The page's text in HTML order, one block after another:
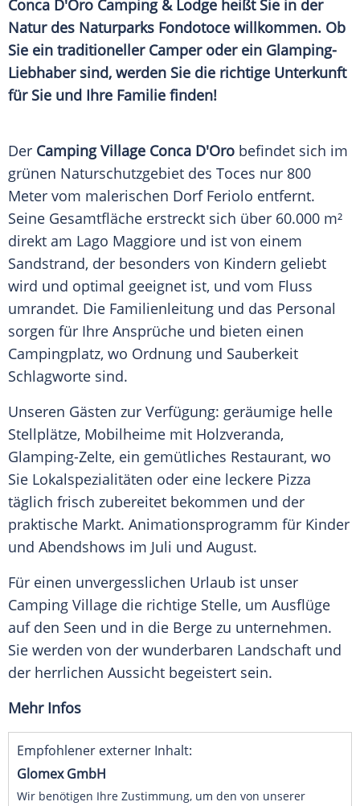
Conca D'Oro Camping & Lodge heißt Sie in der
Natur des Naturparks Fondotoce willkommen. Ob
Sie ein traditioneller Camper oder ein Glamping-
Liebhaber sind, werden Sie die richtige Unterkunft
für Sie und Ihre Familie finden!
Der Camping Village Conca D'Oro befindet sich im
grünen Naturschutzgebiet des Toces nur 800
Meter vom malerischen Dorf Feriolo entfernt.
Seine Gesamtfläche erstreckt sich über 60.000 m²
direkt am Lago Maggiore und ist von einem
Sandstrand, der besonders von Kindern geliebt
wird und optimal geeignet ist, und vom Fluss
umrandet. Die Familienleitung und das Personal
sorgen für Ihre Ansprüche und bieten einen
Campingplatz, wo Ordnung und Sauberkeit
Schlagworte sind.
Unseren Gästen zur Verfügung: geräumige helle
Stellplätze, Mobilheime mit Holzveranda,
Glamping-Zelte, ein gemütliches Restaurant, wo
Sie Lokalspezialitäten oder eine leckere Pizza
täglich frisch zubereitet bekommen und der
praktische Markt. Animationsprogramm für Kinder
und Abendshows im Juli und August.
Für einen unvergesslichen Urlaub ist unser
Camping Village die richtige Stelle, um Ausflüge
auf den Seen und in die Berge zu unternehmen.
Sie werden von der wunderbaren Landschaft und
der herrlichen Aussicht begeistert sein.
Mehr Infos
Empfohlener externer Inhalt:
Glomex GmbH
Wir benötigen Ihre Zustimmung, um den von unserer